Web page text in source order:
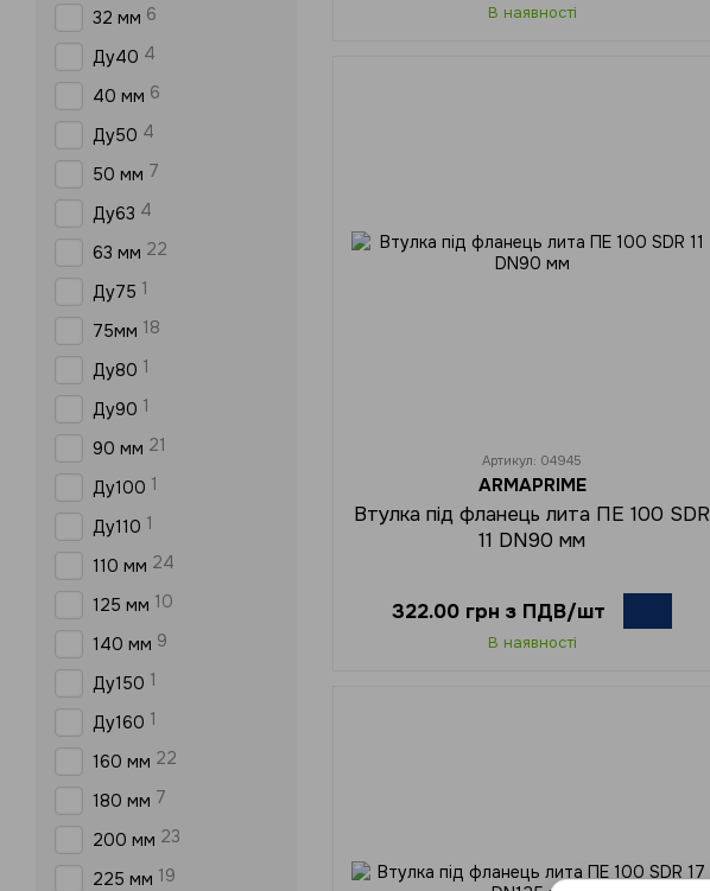
В наявності
Артикул: 04945
ARMAPRIME
Втулка під фланець лита ПЕ 100 SDR
11 DN90 мм
322.00 грн з ПДВ/шт
В наявності
32 мм 6
Ду40 4
40 мм 6
Ду50 4
50 мм 7
Ду63 4
63 мм 22
Ду75 1
75мм 18
Ду80 1
Ду90 1
90 мм 21
Ду100 1
Ду110 1
110 мм 24
125 мм 10
140 мм 9
Ду150 1
Ду160 1
160 мм 22
180 мм 7
200 мм 23
225 мм 19